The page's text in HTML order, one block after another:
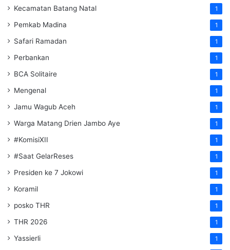
Kecamatan Batang Natal 1
Pemkab Madina 1
Safari Ramadan 1
Perbankan 1
BCA Solitaire 1
Mengenal 1
Jamu Wagub Aceh 1
Warga Matang Drien Jambo Aye 1
#KomisiXII 1
#Saat GelarReses 1
Presiden ke 7 Jokowi 1
Koramil 1
posko THR 1
THR 2026 1
Yassierli 1